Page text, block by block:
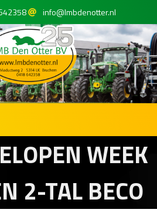
info@lmbdenotter.nl
WEEK
2-TAL BECO